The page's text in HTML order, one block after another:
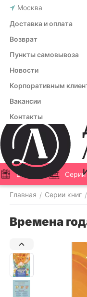
Москва
Доставка и оплата
Возврат
Пункты самовывоза
Новости
Корпоративным
Вакансии
Контакты
Все книги Серии
Главная / Серии книг /
Времена